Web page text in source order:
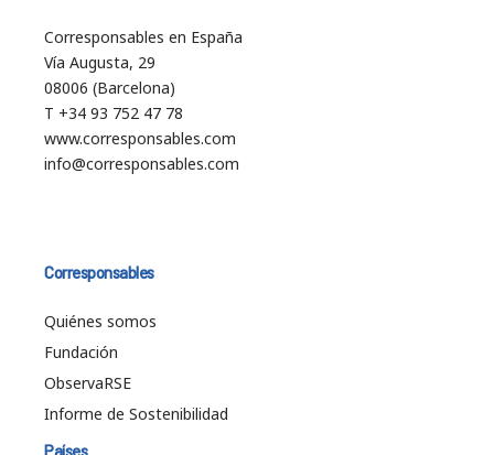
Corresponsables en España
Vía Augusta, 29
08006 (Barcelona)
T +34 93 752 47 78
www.corresponsables.com
info@corresponsables.com
Corresponsables
Quiénes somos
Fundación
ObservaRSE
Informe de Sostenibilidad
Países